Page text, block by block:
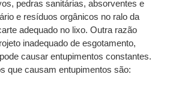
pedras sanitárias, absorventes e
e resíduos orgânicos no ralo da
adequado no lixo. Outra razão
inadequado de esgotamento,
causar entupimentos constantes.
que causam entupimentos são: